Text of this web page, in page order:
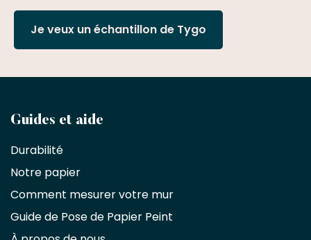
Je veux un échantillon de Tygo
Devenez
partenaire
commercial
Décorateurs
d'intérieur,
Guides et aide
Durabilité
Notre papier
Comment mesurer votre mur
Guide de Pose de Papier Peint